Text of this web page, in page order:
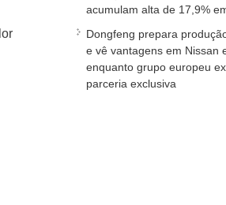
acumulam alta de 17,9%
Dongfeng prepara
e vê vantagens em Nissan
enquanto grupo europeu
parceria exclusiva